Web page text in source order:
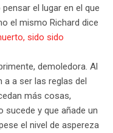
el lugar en el que
el mismo Richard dice
sido sido
demoledora. Al
a ser las reglas del
más cosas,
y que añade un
el nivel de aspereza